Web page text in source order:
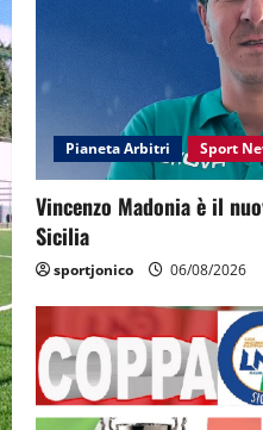
Pianeta Arbitri Sport
Vincenzo Madonia è il
Sicilia
sportjonico 06/08/2026